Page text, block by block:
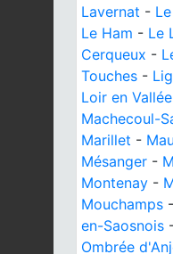
Lavernat -
Le Ham - Le
Cerqueux -
Touches -
Loir en Vallée
Machecoul-
Marillet -
Mésanger -
Montenay -
Mouchamps -
en-Saosnois
Ombrée